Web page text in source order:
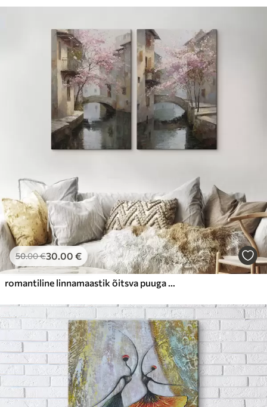
50.00€30.00 €
romantiline linnamaastik õitsva puuga õlimaalistiilis